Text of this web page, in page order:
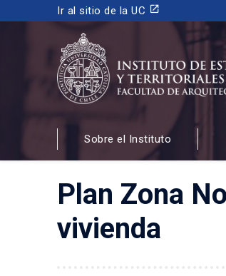
Ir al sitio de la UC launch
INSTITUTO DE
Y TERRITORIALES
FACULTAD DE ARQUITECTURA,
Sobre el Instituto
Plan Zona
vivienda